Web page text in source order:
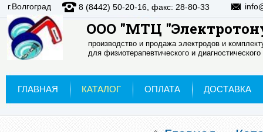
ООО "МТЦ
производство и продажа электродов и
для физиотерапевтического и
г.Волгоград 8 (8442) 50-20-16, факс: 28-80-33
ГЛАВНАЯ КАТАЛОГ ОПЛАТА ДОСТАВКА